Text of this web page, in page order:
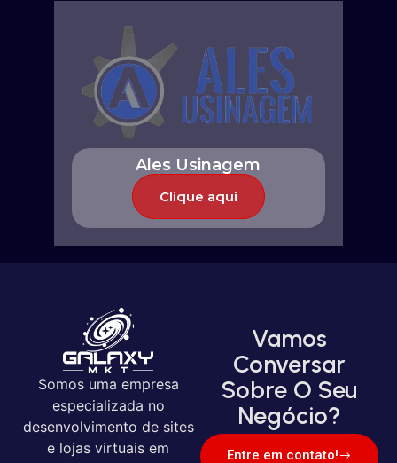
Ales Usinagem
Clique aqui
Somos uma empresa
especializada no
desenvolvimento de sites
e lojas virtuais em
Vamos
Conversar
Sobre O Seu
Negócio?
Entre em contato!